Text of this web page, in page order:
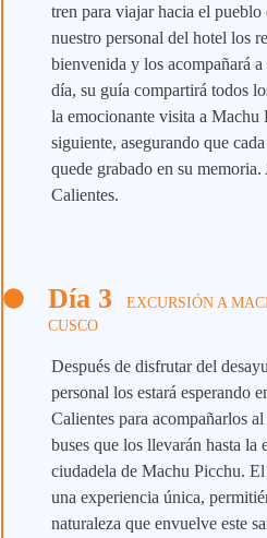
tren para viajar hacia el
nuestro personal del hotel los
bienvenida y los acompañará
día, su guía compartirá todos
la emocionante visita a Machu
siguiente, asegurando que
quede grabado en su
Calientes.
Día 3
EXCURSIÓN A
CUSCO
Después de disfrutar del
personal los estará esperando
Calientes para acompañarlos
buses que los llevarán hasta la
ciudadela de Machu Picchu.
una experiencia única,
naturaleza que envuelve este